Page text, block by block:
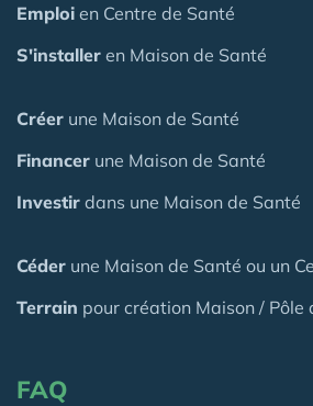
Emploi en Centre de Santé
S'installer en Maison de Santé
Créer une Maison de Santé
Financer une Maison de Santé
Investir dans une Maison de Santé
Céder une Maison de Santé ou un
Terrain pour création Maison / Pôle
FAQ